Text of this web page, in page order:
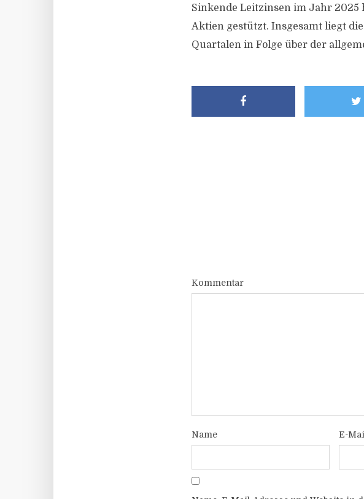
Sinkende Leitzinsen im Jahr
Aktien gestützt. Insgesamt liegt
Quartalen in Folge über der
Kommentar
Name E-